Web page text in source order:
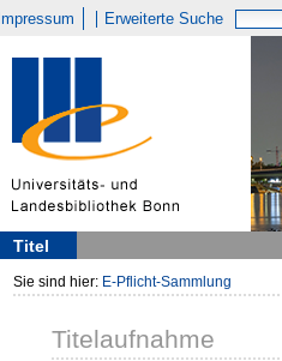
Impressum Erweiterte Suche
Titel
Sie sind hier: E-Pflicht-Sammlung
Titelaufnahme